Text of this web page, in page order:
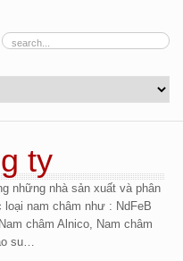
ty
những nhà sản xuất và phân
nam châm như : NdFeB
châm Alnico, Nam châm
su…